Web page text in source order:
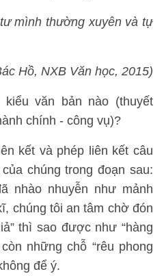
mình thường xuyên và tự
Hồ, NXB Văn học, 2015)
văn bản nào (thuyết
chính - công vụ)?
kết và phép liên kết câu
chúng trong đoạn sau:
nhào nhuyễn như mảnh
chúng tôi an tâm chờ đón
thì sao được như “hàng
những chỗ “rêu phong
để ý.